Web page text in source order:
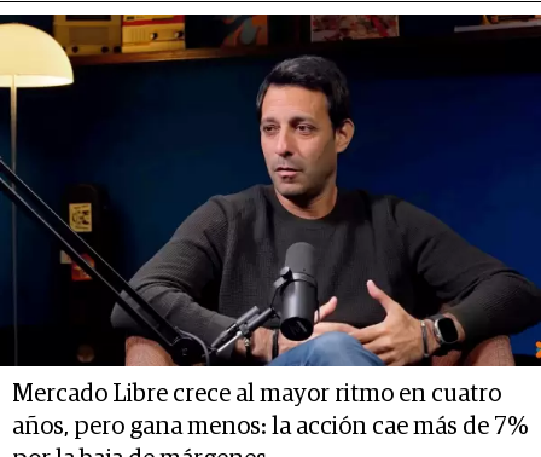
Mercado Libre crece al mayor ritmo en cuatro
años, pero gana menos: la acción cae más de 7%